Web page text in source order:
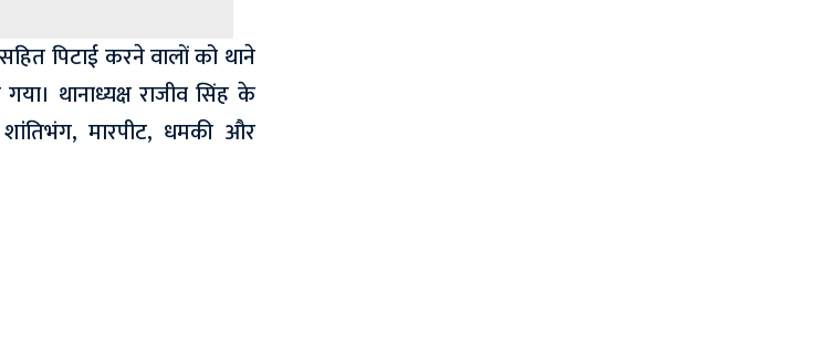
पिटाई करने वालों को थाने
थानाध्यक्ष राजीव सिंह के
मारपीट, धमकी और